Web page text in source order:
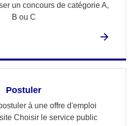
un concours de catégorie A,
B ou C
Postuler
à une offre d'emploi
Choisir le service public